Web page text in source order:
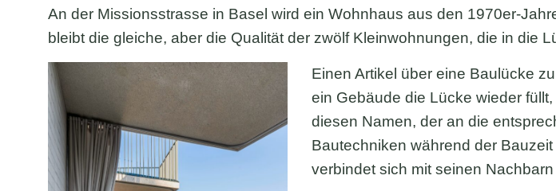
An der Missionsstrasse in Basel wird ein Wohnhaus aus den 1970er-
bleibt die gleiche, aber die Qualität der zwölf Kleinwohnungen, die in die
Einen Artikel über eine Baulücke
ein Gebäude die Lücke wieder
diesen Namen, der an die
Bautechniken während der
verbindet sich mit seinen